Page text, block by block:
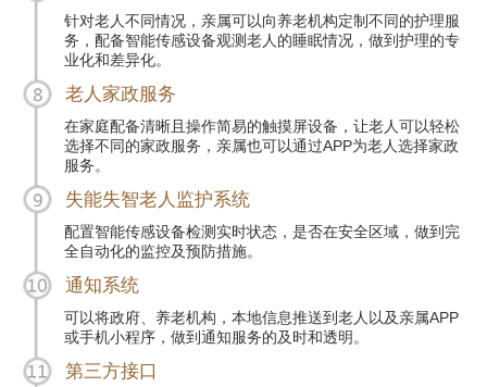
针对老人不同情况，亲属可以向养老机构定制不同的护理服
务，配备智能传感设备观测老人的睡眠情况，做到护理的专
业化和差异化。
老人家政服务
在家庭配备清晰且操作简易的触摸屏设备，让老人可以轻松
选择不同的家政服务，亲属也可以通过APP为老人选择家政
服务。
失能失智老人监护系统
配置智能传感设备检测实时状态，是否在安全区域，做到完
全自动化的监控及预防措施。
通知系统
可以将政府、养老机构，本地信息推送到老人以及亲属APP
或手机小程序，做到通知服务的及时和透明。
第三方接口